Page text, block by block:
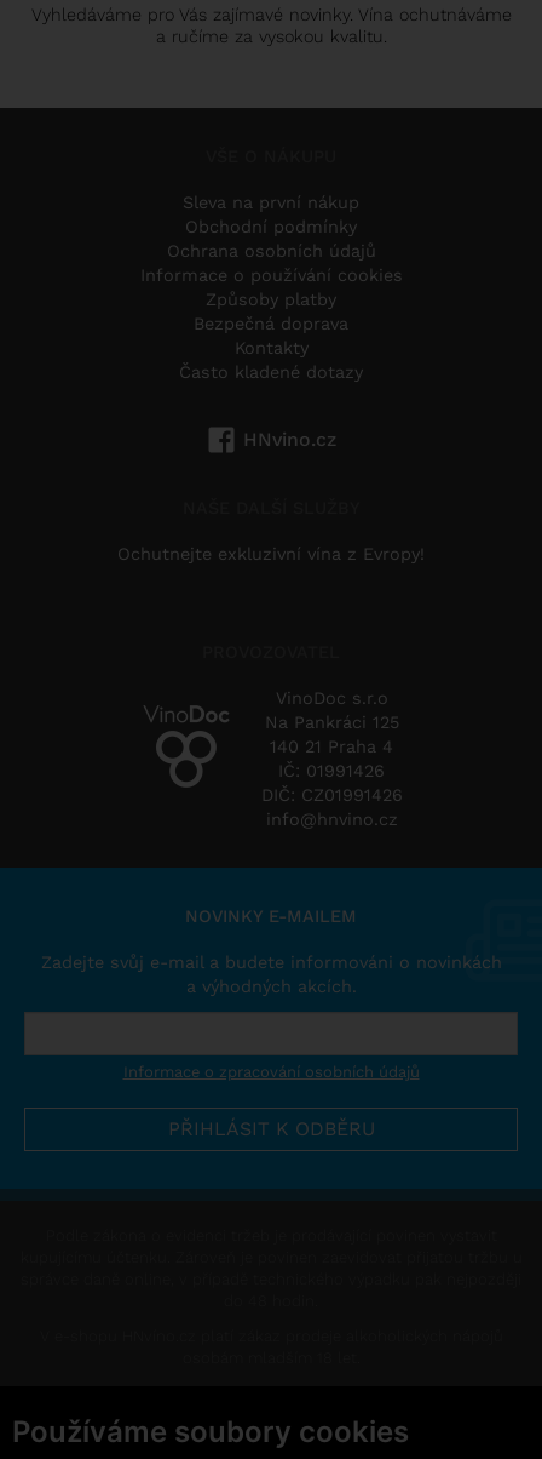
Používáme soubory cookies
Vyhledáváme pro Vás zajímavé novinky. Vína ochutnáváme
a ručíme za vysokou kvalitu.
Sleva na první nákup
Obchodní podmínky
Ochrana osobních údajů
Informace o používání cookies
Způsoby platby
Bezpečná doprava
Kontakty
Často kladené dotazy
HNvino.cz
Ochutnejte exkluzivní vína z Evropy!
VinoDoc s.r.o
Na Pankráci 125
140 21 Praha 4
IČ: 01991426
DIČ: CZ01991426
info@hnvino.cz
NOVINKY E-MAILEM
Zadejte svůj e-mail a budete informováni o novinkách
a výhodných akcích.
Informace o zpracování osobních údajů
Změnit nastavení cookies